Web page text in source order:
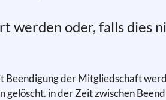
werden oder, falls dies
der Mitgliedschaft
in der Zeit zwischen